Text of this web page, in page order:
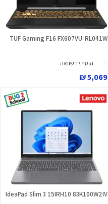
TUF Gaming F16 FX607VU-RL041W
הוסף להשוואה
5,069 ₪
IdeaPad Slim 3 15IRH10 83K100W2IV